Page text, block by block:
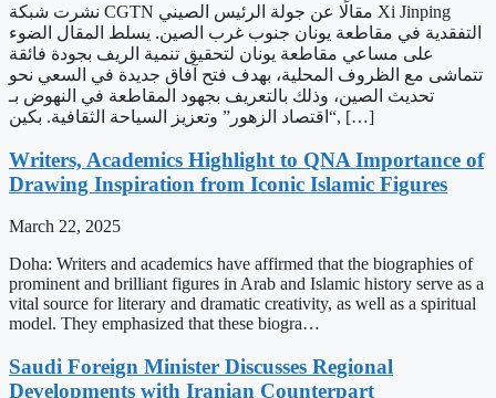
نشرت شبكة CGTN مقالًا عن جولة الرئيس الصيني Xi Jinping
التفقدية في مقاطعة يونان جنوب غرب الصين. يسلط المقال الضوء
على مساعي مقاطعة يونان لتحقيق تنمية الريف بجودة فائقة
تتماشى مع الظروف المحلية، بهدف فتح آفاق جديدة في السعي نحو
تحديث الصين، وذلك بالتعريف بجهود المقاطعة في النهوض بـ
“اقتصاد الزهور” وتعزيز السياحة الثقافية. بكين, […]
Writers, Academics Highlight to QNA Importance of
Drawing Inspiration from Iconic Islamic Figures
March 22, 2025
Doha: Writers and academics have affirmed that the biographies of
prominent and brilliant figures in Arab and Islamic history serve as a
vital source for literary and dramatic creativity, as well as a spiritual
model. They emphasized that these biogra…
Saudi Foreign Minister Discusses Regional
Developments with Iranian Counterpart